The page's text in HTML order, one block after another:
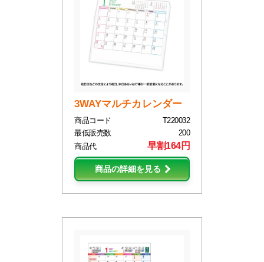
3WAYマルチカレンダー
商品コード
T220032
最低販売数
200
商品代
早割164円
商品の詳細を見る